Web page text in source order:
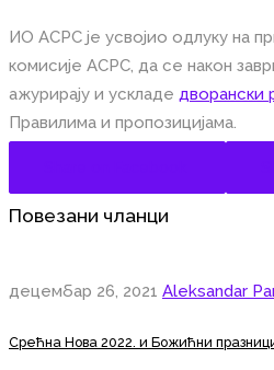
ИО АСРС је усвојио одлуку на
комисије АСРС, да се након
ажурирају и ускладе дворански
Правилима и пропозицијама.
Повезани чланци
децембар 26, 2021 Aleksandar
Срећна Нова 2022. и Божићни